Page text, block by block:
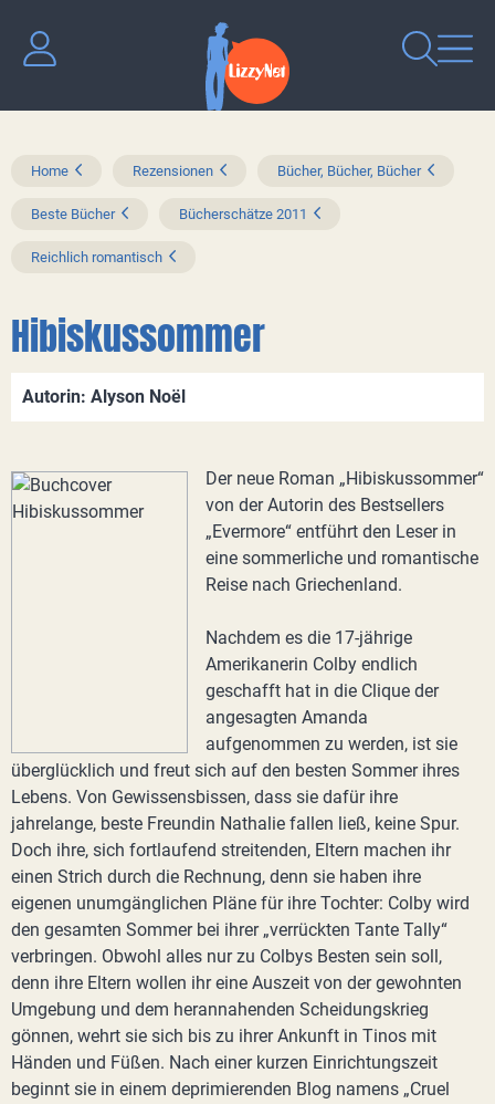
Home Rezensionen Bücher, Bücher, Bücher
Beste Bücher Bücherschätze 2011
Reichlich romantisch
Hibiskussommer
Autorin: Alyson Noël
Der neue Roman „Hibiskussommer“
von der Autorin des Bestsellers
„Evermore“ entführt den Leser in
eine sommerliche und romantische
Reise nach Griechenland.
Nachdem es die 17-jährige
Amerikanerin Colby endlich
geschafft hat in die Clique der
angesagten Amanda
aufgenommen zu werden, ist sie
überglücklich und freut sich auf den besten Sommer ihres
Lebens. Von Gewissensbissen, dass sie dafür ihre
jahrelange, beste Freundin Nathalie fallen ließ, keine Spur.
Doch ihre, sich fortlaufend streitenden, Eltern machen ihr
einen Strich durch die Rechnung, denn sie haben ihre
eigenen unumgänglichen Pläne für ihre Tochter: Colby wird
den gesamten Sommer bei ihrer „verrückten Tante Tally“
verbringen. Obwohl alles nur zu Colbys Besten sein soll,
denn ihre Eltern wollen ihr eine Auszeit von der gewohnten
Umgebung und dem herannahenden Scheidungskrieg
gönnen, wehrt sie sich bis zu ihrer Ankunft in Tinos mit
Händen und Füßen. Nach einer kurzen Einrichtungszeit
beginnt sie in einem deprimierenden Blog namens „Cruel